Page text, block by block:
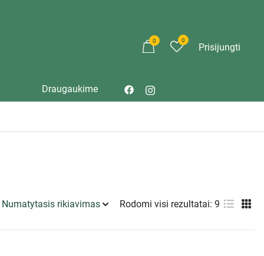
0 0
Prisijungti
Draugaukime
Rodomi visi rezultatai: 9